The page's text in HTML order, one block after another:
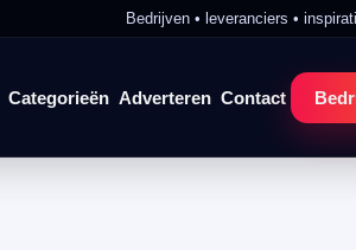
Bedrijven • leveranciers •
Categorieën Adverteren Contact